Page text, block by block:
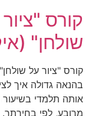
קורס
שולחן"
בהנאה גדולה איך
אותה תלמדי בשיעור
מרובע, לפי בחירתך.